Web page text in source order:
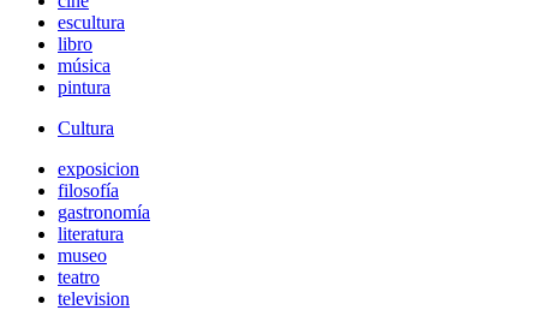
escultura
libro
música
pintura
Cultura
exposicion
filosofía
gastronomía
literatura
museo
teatro
television